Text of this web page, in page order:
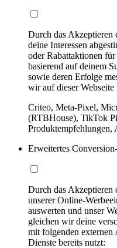
Durch das Akzeptieren
deine Interessen
oder Rabattaktionen
basierend auf deinem
sowie deren Erfolge
wir auf dieser
Criteo, Meta-Pixel,
(RTBHouse), TikTok
Produktempfehlungen,
Erweitertes
Durch das Akzeptieren
unserer Online-
auswerten und unser
gleichen wir deine
mit folgenden externen
Dienste bereits nutzt: